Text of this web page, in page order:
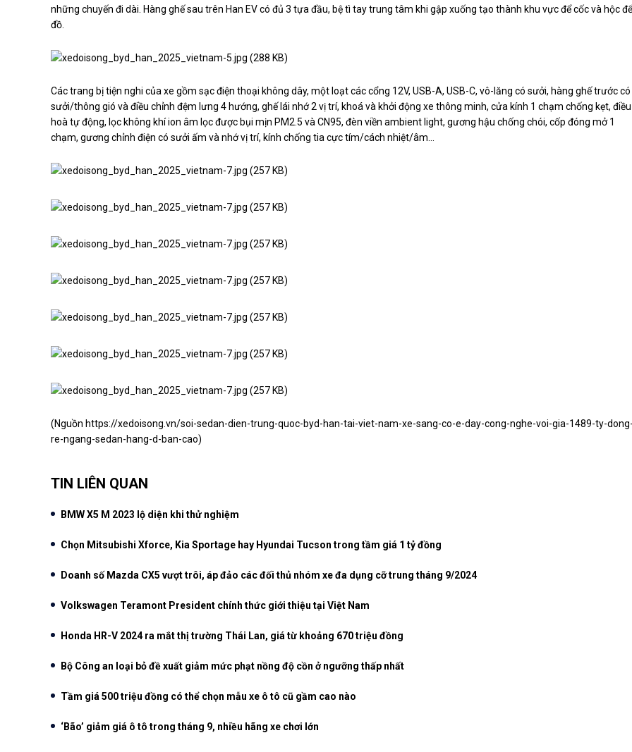
những chuyến đi dài. Hàng ghế sau trên Han EV có đủ 3 tựa đầu, bệ tì tay trung tâm khi gập xuống tạo thành khu vực để cốc và hộc để
đồ.
Các trang bị tiện nghi của xe gồm sạc điện thoại không dây, một loạt các cổng 12V, USB-A, USB-C, vô-lăng có sưởi, hàng ghế trước có
sưởi/thông gió và điều chỉnh đệm lưng 4 hướng, ghế lái nhớ 2 vị trí, khoá và khởi động xe thông minh, cửa kính 1 chạm chống kẹt, điều
hoà tự động, lọc không khí ion âm lọc được bụi mịn PM2.5 và CN95, đèn viền ambient light, gương hậu chống chói, cốp đóng mở 1
chạm, gương chỉnh điện có sưởi ấm và nhớ vị trí, kính chống tia cực tím/cách nhiệt/âm...
(Nguồn https://xedoisong.vn/soi-sedan-dien-trung-quoc-byd-han-tai-viet-nam-xe-sang-co-e-day-cong-nghe-voi-gia-1489-ty-dong-
re-ngang-sedan-hang-d-ban-cao)
TIN LIÊN QUAN
BMW X5 M 2023 lộ diện khi thử nghiệm
Chọn Mitsubishi Xforce, Kia Sportage hay Hyundai Tucson trong tầm giá 1 tỷ đồng
Doanh số Mazda CX5 vượt trôi, áp đảo các đối thủ nhóm xe đa dụng cỡ trung tháng 9/2024
Volkswagen Teramont President chính thức giới thiệu tại Việt Nam
Honda HR-V 2024 ra mắt thị trường Thái Lan, giá từ khoảng 670 triệu đồng
Bộ Công an loại bỏ đề xuất giảm mức phạt nồng độ cồn ở ngưỡng thấp nhất
Tầm giá 500 triệu đồng có thể chọn mẫu xe ô tô cũ gầm cao nào
‘Bão’ giảm giá ô tô trong tháng 9, nhiều hãng xe chơi lớn